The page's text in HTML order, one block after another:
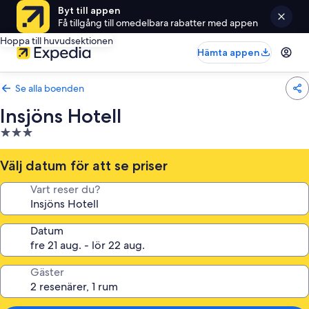
Byt till appen
Få tillgång till omedelbara rabatter med appen
Hoppa till huvudsektionen
Hämta appen
Se alla boenden
Insjöns Hotell
3.0-
stjärnigt
boende
Välj datum för att se priser
Vart reser du?
Datum
Gäster